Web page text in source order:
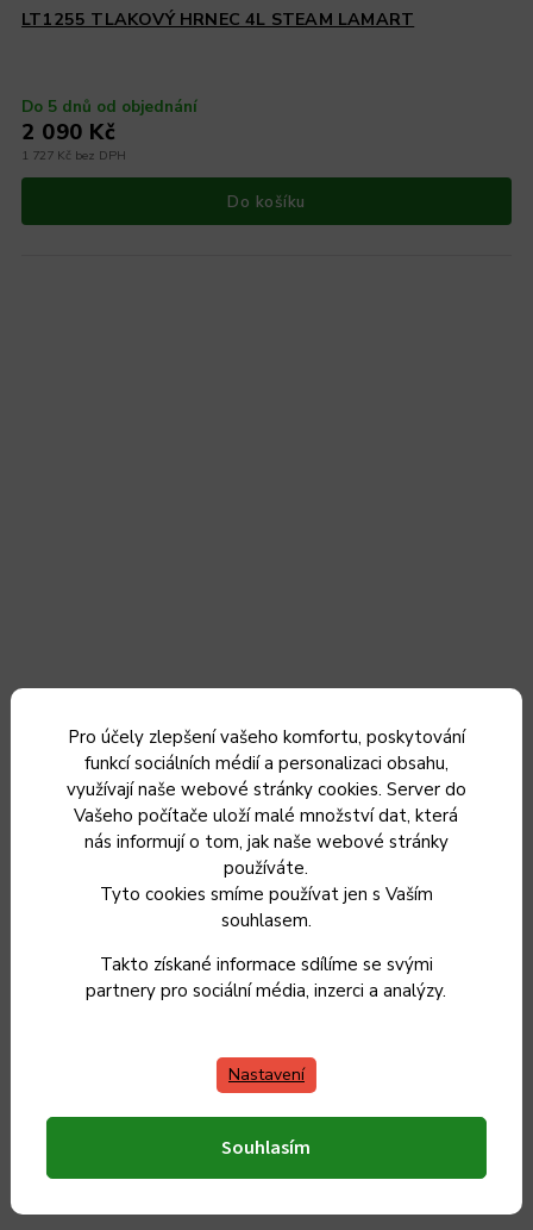
Pro účely zlepšení vašeho komfortu, poskytování
funkcí sociálních médií a personalizaci obsahu,
využívají naše webové stránky cookies. Server do
Vašeho počítače uloží malé množství dat, která
nás informují o tom, jak naše webové stránky
používáte.
Tyto cookies smíme používat jen s Vaším
souhlasem.
Takto získané informace sdílíme se svými
partnery pro sociální média, inzerci a analýzy.
Nastavení
Souhlasím
LT1255 TLAKOVÝ HRNEC 4L STEAM LAMART
Do 5 dnů od objednání
1 727 Kč bez DPH
2 090 Kč
Do košíku
Do 5 dnů od objednání
1 942 Kč bez DPH
2 350 Kč
Do košíku